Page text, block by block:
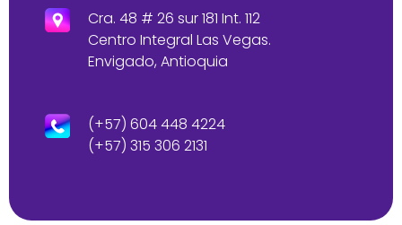
Cra. 48 # 26 sur 181 Int. 112
Centro Integral Las Vegas.
Envigado, Antioquia
(+57) 604 448 4224
(+57) 315 306 2131